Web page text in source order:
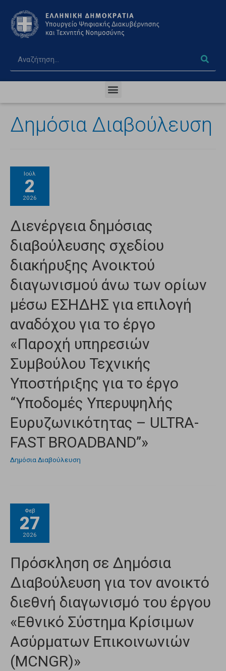
Δημόσια Διαβούλευση
Ιούλ
2
2026
Διενέργεια δημόσιας
διαβούλευσης σχεδίου
διακήρυξης Ανοικτού
διαγωνισμού άνω των ορίων
μέσω ΕΣΗΔΗΣ για επιλογή
αναδόχου για το έργο
«Παροχή υπηρεσιών
Συμβούλου Τεχνικής
Υποστήριξης για το έργο
“Υποδομές Υπερυψηλής
Ευρυζωνικότητας – ULTRA-
FAST BROADBAND”»
Δημόσια Διαβούλευση
Φεβ
27
2026
Πρόσκληση σε Δημόσια
Διαβούλευση για τον ανοικτό
διεθνή διαγωνισμό του έργου
«Εθνικό Σύστημα Κρίσιμων
Ασύρματων Επικοινωνιών
(MCNGR)»